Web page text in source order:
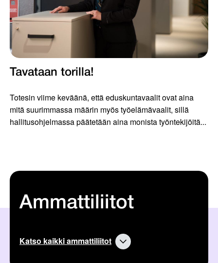
Tavataan torilla!
Totesin viime keväänä, että eduskuntavaalit ovat aina
mitä suurimmassa määrin myös työelämävaalit, sillä
hallitusohjelmassa päätetään aina monista työntekijöitä...
Ammattiliitot
Katso kaikki ammattiliitot